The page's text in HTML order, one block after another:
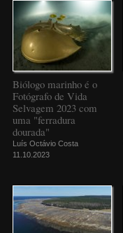
Biólogo marinho é o
Fotógrafo de Vida
Selvagem 2023 com
uma "ferradura
dourada"
Luís Octávio Costa
11.10.2023